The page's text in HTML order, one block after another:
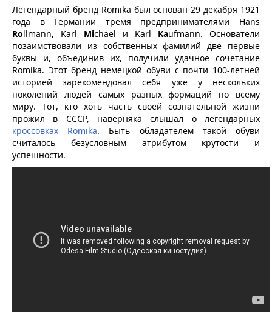
ЦЕНА
руб. руб.
Применить Сбросить
Легендарный бренд Romika был основан 29 декабря 1921
года в Германии тремя предпринимателями Hans
Rollmann, Karl Michael и Karl Kaufmann. Основатели
позаимствовали из собственных фамилий две первые
буквы и, объединив их, получили удачное сочетание
Romika. Этот бренд немецкой обуви с почти 100-летней
историей зарекомендовал себя уже у нескольких
поколений людей самых разных формаций по всему
миру. Тот, кто хоть часть своей сознательной жизни
прожил в СССР, наверняка слышал о легендарных
кроссовках Romika. Быть обладателем такой обуви
считалось безусловным атрибутом крутости и
успешности.